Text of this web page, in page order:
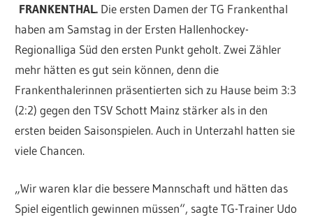
FRANKENTHAL. Die ersten Damen der TG Frankenthal
haben am Samstag in der Ersten Hallenhockey-
Regionalliga Süd den ersten Punkt geholt. Zwei Zähler
mehr hätten es gut sein können, denn die
Frankenthalerinnen präsentierten sich zu Hause beim 3:3
(2:2) gegen den TSV Schott Mainz stärker als in den
ersten beiden Saisonspielen. Auch in Unterzahl hatten sie
viele Chancen.
„Wir waren klar die bessere Mannschaft und hätten das
Spiel eigentlich gewinnen müssen“, sagte TG-Trainer Udo